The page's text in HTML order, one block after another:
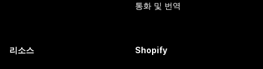
통화 및 번역
리소스 Shopify